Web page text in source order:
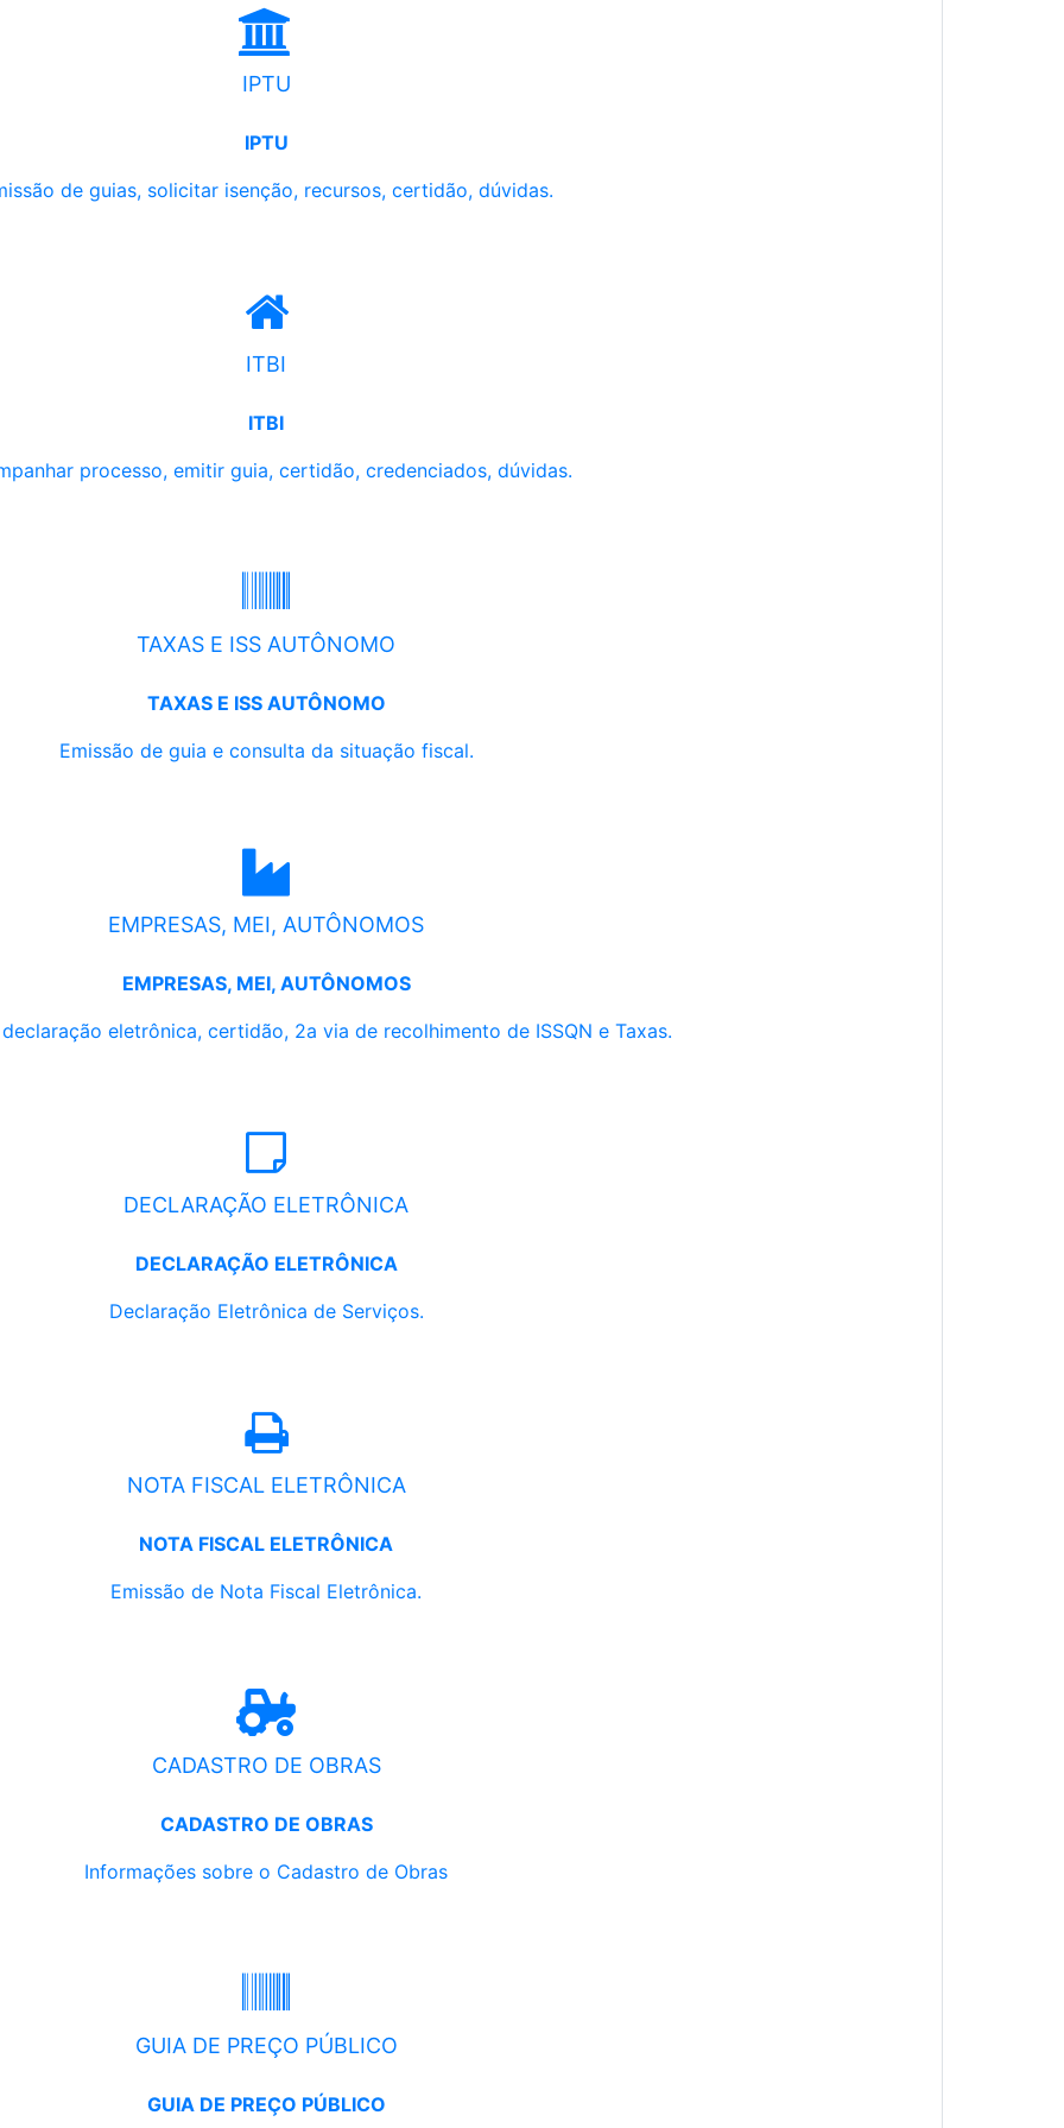
IPTU
IPTU
de guias, solicitar isenção, recursos, certidão, dúvidas.
ITBI
ITBI
processo, emitir guia, certidão, credenciados, dúvidas.
TAXAS E ISS AUTÔNOMO
TAXAS E ISS AUTÔNOMO
Emissão de guia e consulta da situação fiscal.
EMPRESAS, MEI, AUTÔNOMOS
EMPRESAS, MEI, AUTÔNOMOS
eletrônica, certidão, 2a via de recolhimento de ISSQN e Taxas.
DECLARAÇÃO ELETRÔNICA
DECLARAÇÃO ELETRÔNICA
Declaração Eletrônica de Serviços.
NOTA FISCAL ELETRÔNICA
NOTA FISCAL ELETRÔNICA
Emissão de Nota Fiscal Eletrônica.
CADASTRO DE OBRAS
CADASTRO DE OBRAS
Informações sobre o Cadastro de Obras
GUIA DE PREÇO PÚBLICO
GUIA DE PREÇO PÚBLICO